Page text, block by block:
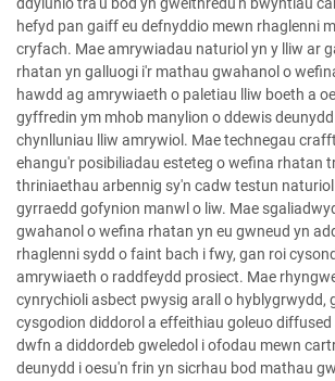
hefyd pan gaiff eu defnyddio mewn rhaglenni
cryfach. Mae amrywiadau naturiol yn y lliw ar
rhatan yn galluogi i'r mathau gwahanol o
hawdd ag amrywiaeth o paletiau lliw boeth a
gyffredin ym mhob manylion o ddewis
chynlluniau lliw amrywiol. Mae technegau
ehangu'r posibiliadau esteteg o wefina rhatan
thriniaethau arbennig sy'n cadw testun
gyrraedd gofynion manwl o liw. Mae
gwahanol o wefina rhatan yn eu gwneud yn
rhaglenni sydd o faint bach i fwy, gan roi
amrywiaeth o raddfeydd prosiect. Mae
cynrychioli asbect pwysig arall o hyblygrwydd,
cysgodion diddorol a effeithiau goleuo diffused
dwfn a diddordeb gweledol i ofodau mewn
deunydd i oesu'n frin yn sicrhau bod mathau